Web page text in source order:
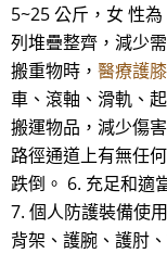
5~25 公斤，女 性
列堆疊整齊，減少
搬重物時， 醫療護
車、滾軸、滑軌、
搬運物品，減少傷
路徑通道上有無任
跌倒。 6. 充足和適
7. 個人防護裝備使
背架、護腕、護肘